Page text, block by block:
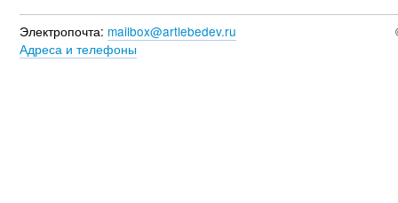
Электропочта: mailbox@artlebedev.ru
Адреса и телефоны